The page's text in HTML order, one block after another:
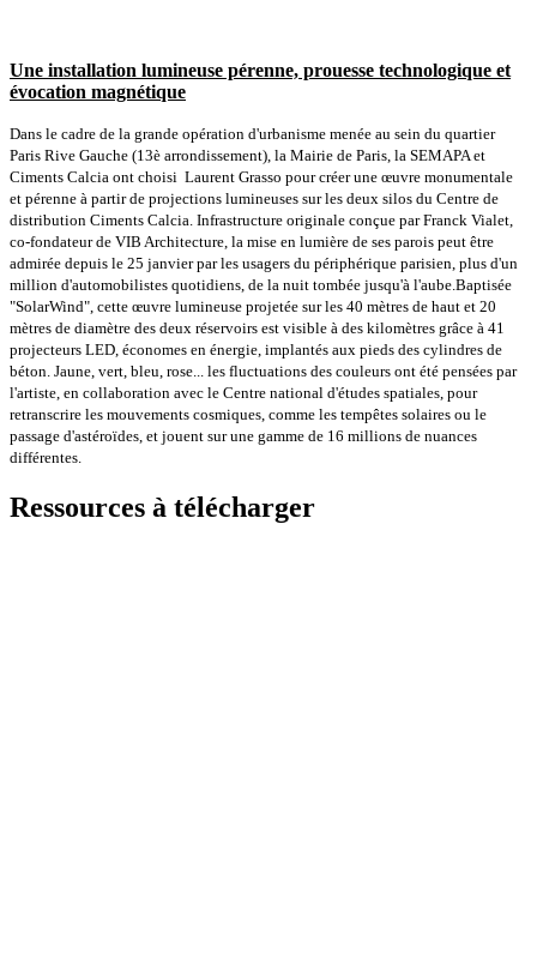
Une installation lumineuse pérenne, prouesse technologique et
évocation magnétique
Dans le cadre de la grande opération d'urbanisme menée au sein du quartier
Paris Rive Gauche (13è arrondissement), la Mairie de Paris, la SEMAPA et
Ciments Calcia ont choisi Laurent Grasso pour créer une œuvre monumentale
et pérenne à partir de projections lumineuses sur les deux silos du Centre de
distribution Ciments Calcia. Infrastructure originale conçue par Franck Vialet,
co-fondateur de VIB Architecture, la mise en lumière de ses parois peut être
admirée depuis le 25 janvier par les usagers du périphérique parisien, plus d'un
million d'automobilistes quotidiens, de la nuit tombée jusqu'à l'aube. Baptisée
"SolarWind", cette œuvre lumineuse projetée sur les 40 mètres de haut et 20
mètres de diamètre des deux réservoirs est visible à des kilomètres grâce à 41
projecteurs LED, économes en énergie, implantés aux pieds des cylindres de
béton. Jaune, vert, bleu, rose... les fluctuations des couleurs ont été pensées par
l'artiste, en collaboration avec le Centre national d'études spatiales, pour
retranscrire les mouvements cosmiques, comme les tempêtes solaires ou le
passage d'astéroïdes, et jouent sur une gamme de 16 millions de nuances
différentes.
Ressources à télécharger